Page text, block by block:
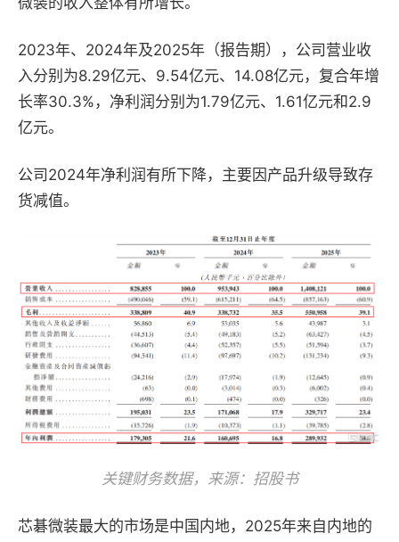
2023年、2024年及2025年（报告期），公司营业收
入分别为8.29亿元、9.54亿元、14.08亿元，复合年增
长率30.3%，净利润分别为1.79亿元、1.61亿元和2.9
亿元。
公司2024年净利润有所下降，主要因产品升级导致存
货减值。
关键财务数据，来源：招股书
芯碁微装最大的市场是中国内地，2025年来自内地的